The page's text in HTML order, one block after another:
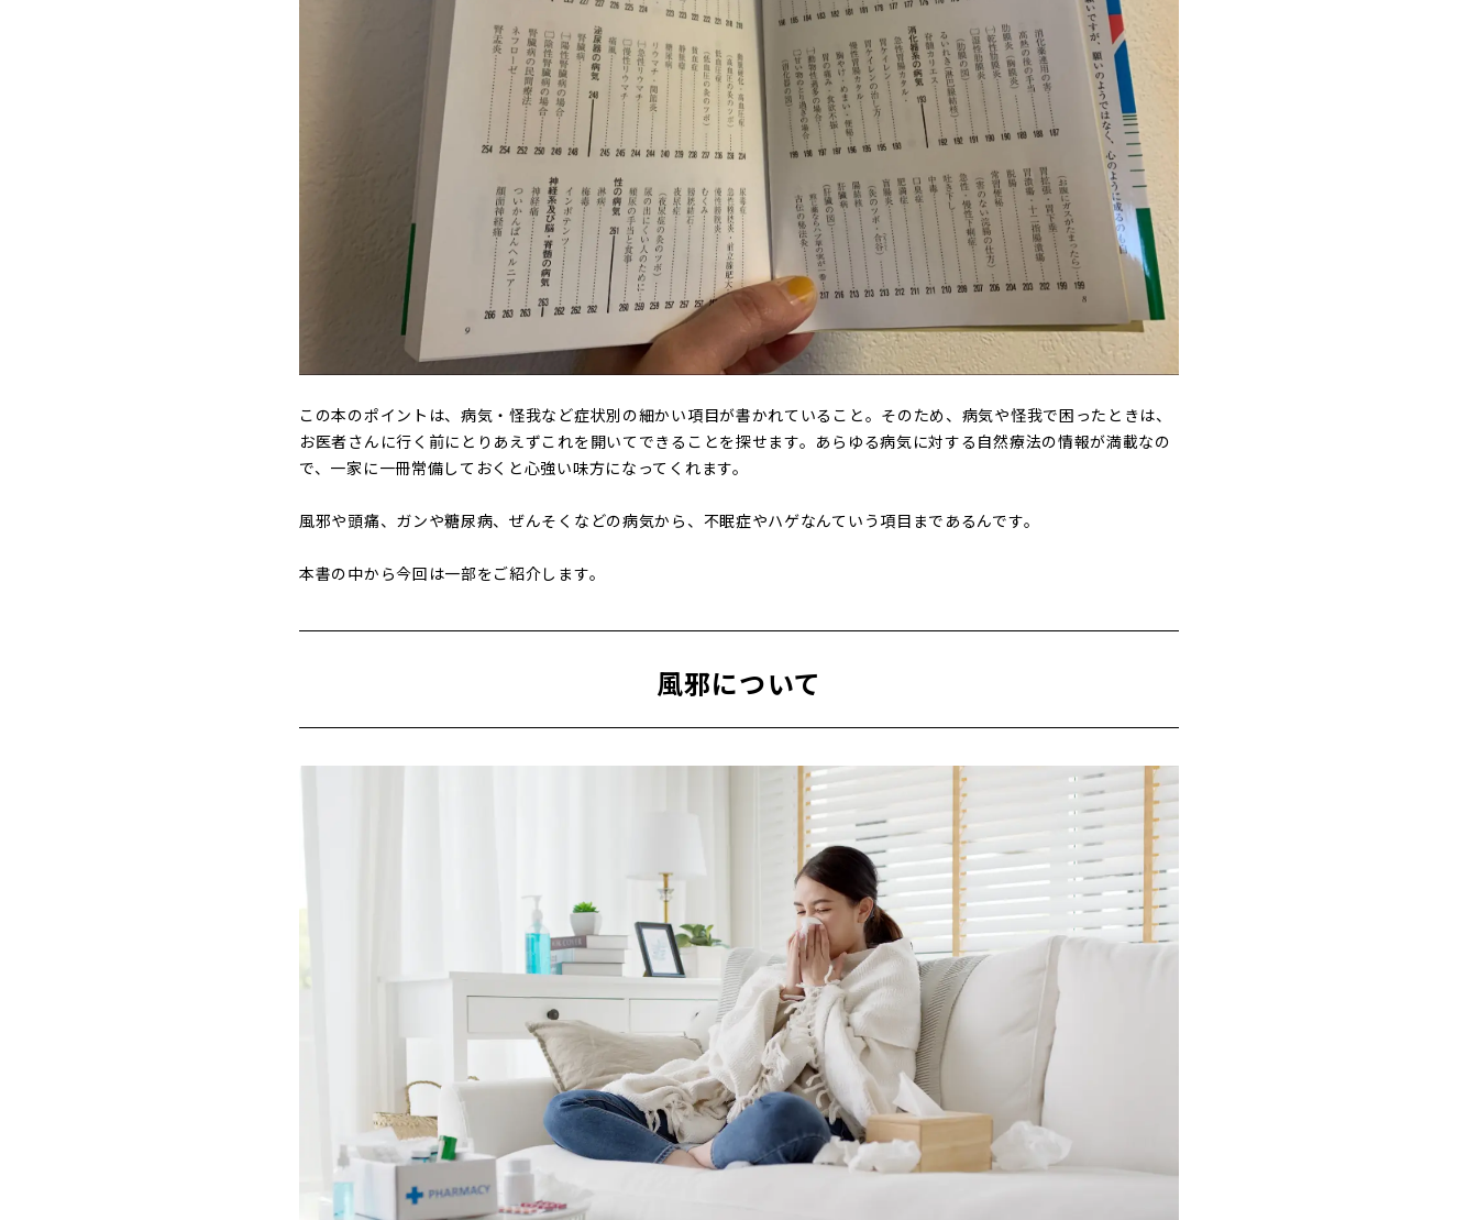
この本のポイントは、病気・怪我など症状別の細かい項目が書かれていること。そのため、病気や怪我で困ったときは、
お医者さんに行く前にとりあえずこれを開いてできることを探せます。あらゆる病気に対する自然療法の情報が満載なの
で、一家に一冊常備しておくと心強い味方になってくれます。
風邪や頭痛、ガンや糖尿病、ぜんそくなどの病気から、不眠症やハゲなんていう項目まであるんです。
本書の中から今回は一部をご紹介します。
風邪について